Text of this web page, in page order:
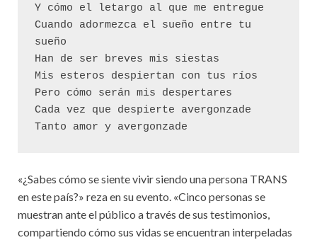
Y cómo el letargo al que me entregue
Cuando adormezca el sueño entre tu
sueño
Han de ser breves mis siestas
Mis esteros despiertan con tus ríos
Pero cómo serán mis despertares
Cada vez que despierte avergonzade
Tanto amor y avergonzade
«¿Sabes cómo se siente vivir siendo una persona TRANS
en este país?» reza en su evento. «Cinco personas se
muestran ante el público a través de sus testimonios,
compartiendo cómo sus vidas se encuentran interpeladas